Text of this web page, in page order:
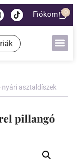
Fiókom 0
nyári asztaldíszek
pillangó